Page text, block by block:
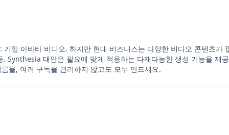
업 아바타 비디오. 하지만 현대 비즈니스는 다양한 비디오 콘텐츠
Synthesia 대안은 필요에 맞게 적응하는 다재다능한 생성 기능을 제
을, 여러 구독을 관리하지 않고도 모두 만드세요.